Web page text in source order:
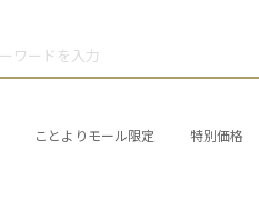
ことよりモール限定 特別価格